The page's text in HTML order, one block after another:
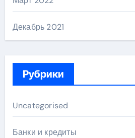
Декабрь 2021
Рубрики
Uncategorised
Банки и кредиты